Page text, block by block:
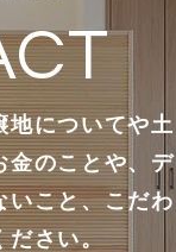
地についてや土
金のことや、デ
いこと、こだわ
ださい。